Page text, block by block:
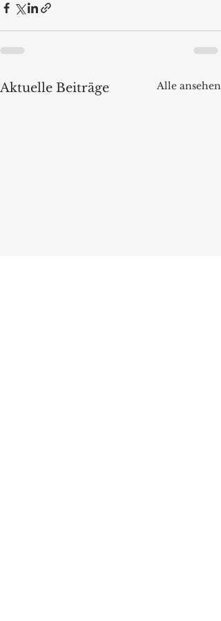
Aktuelle Beiträge Alle ansehen